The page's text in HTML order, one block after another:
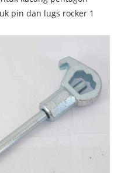
pin dan lugs rocker 1